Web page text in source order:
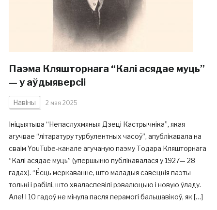
Паэма Кляшторнага “Калі асядае муць”
— у аўдыяверсіі
Навіны 2 мая 2025
Ініцыятыва “Непаслухмяныя Дзеці Кастрычніка”, якая
агучвае “літаратуру турбулентных часоў”, апублікавала на
сваім YouTube-канале агучаную паэму Тодара Кляшторнага
“Калі асядае муць” (упершыню публікавалася ў 1927— 28
гадах). “Ёсць меркаванне, што маладыя савецкія паэты
толькі і рабілі, што хваласпевілі рэвалюцыю і новую ўладу.
Але! І 10 гадоў не мінула пасля перамогі бальшавікоў, як […]